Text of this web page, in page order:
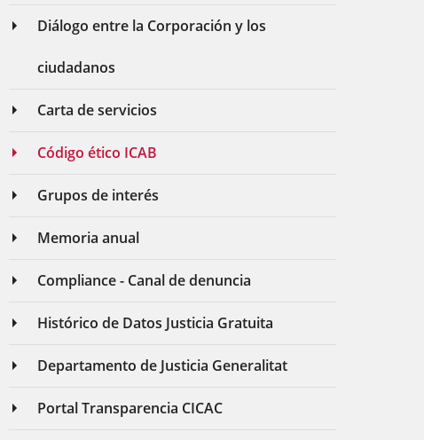
Diálogo entre la Corporación y los
ciudadanos
Carta de servicios
Código ético ICAB
Grupos de interés
Memoria anual
Compliance - Canal de denuncia
Histórico de Datos Justicia Gratuita
Departamento de Justicia Generalitat
Portal Transparencia CICAC